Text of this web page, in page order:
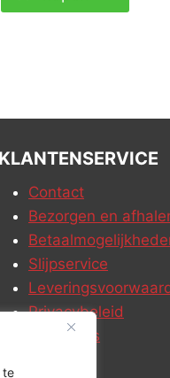
te
KLANTENSERVICE
Contact
Bezorgen en
Slijpservice
Privacybeleid
Vacatures